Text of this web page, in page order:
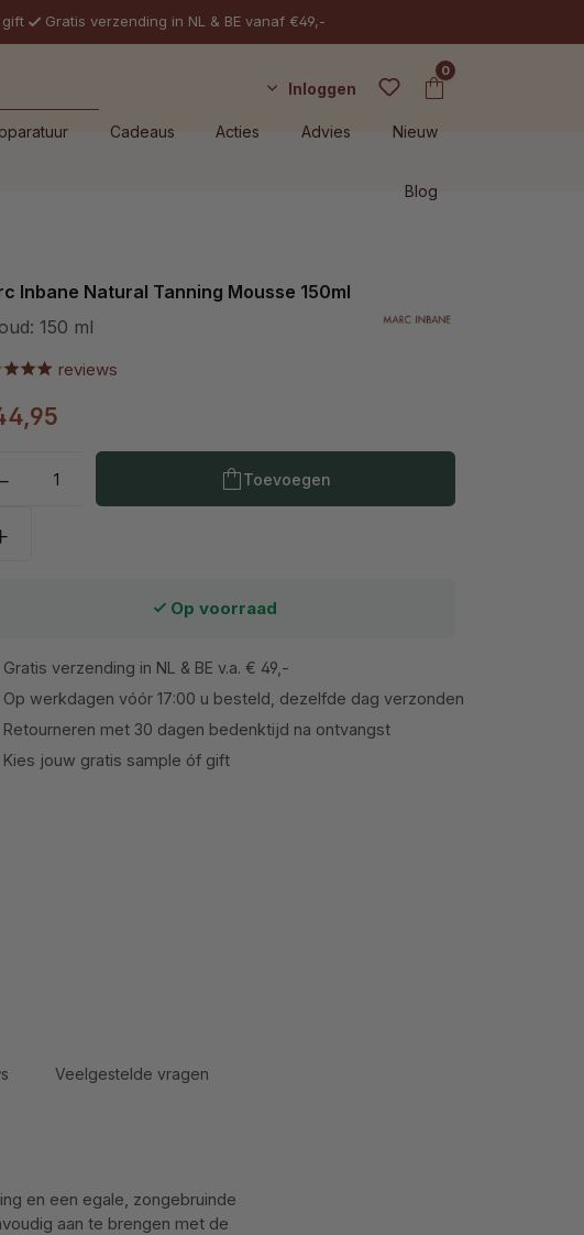
gift Gratis verzending in NL & BE vanaf €49,-
Inloggen
0
Cadeaus Acties Advies Nieuw
Blog
Inbane Natural Tanning Mousse 150ml
150 ml
reviews
Producthoeveelheid: Voer de
Toevoegen
Op voorraad
Gratis verzending in NL & BE v.a. € 49,-
Op werkdagen vóór 17:00 u besteld, dezelfde dag verzonden
Retourneren met 30 dagen bedenktijd na ontvangst
Kies jouw gratis sample óf gift
Veelgestelde vragen
en een egale, zongebruinde
aan te brengen met de